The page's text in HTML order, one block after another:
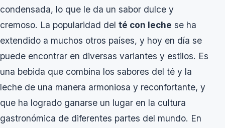
condensada, lo que le da un sabor dulce y
cremoso. La popularidad del té con leche se ha
extendido a muchos otros países, y hoy en día se
puede encontrar en diversas variantes y estilos. Es
una bebida que combina los sabores del té y la
leche de una manera armoniosa y reconfortante, y
que ha logrado ganarse un lugar en la cultura
gastronómica de diferentes partes del mundo. En